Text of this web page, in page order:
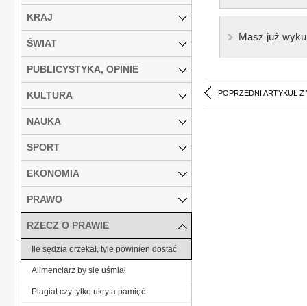
Masz już
POPRZEDNI ARTYKUŁ Z
KRAJ
ŚWIAT
PUBLICYSTYKA, OPINIE
KULTURA
NAUKA
SPORT
EKONOMIA
PRAWO
RZECZ O PRAWIE
Ile sędzia orzekał, tyle powinien dostać
Alimenciarz by się uśmiał
Plagiat czy tylko ukryta pamięć